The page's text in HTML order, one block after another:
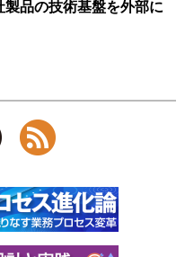
製品の技術基盤を外部に